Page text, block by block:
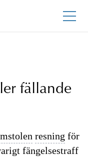
fällande
resning för
fängelsestraff